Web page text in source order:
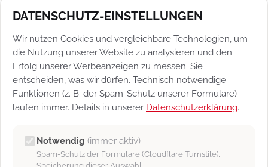
RECHTLICHES
Impressum
Datenschutz
Datenschutz-Einstellungen
Vertragsbedingungen
Support
DATENSCHUTZ-EINSTELLUNGEN
Wir nutzen Cookies und vergleichbare Technologien, um
die Nutzung unserer Website zu analysieren und den
Erfolg unserer Werbeanzeigen zu messen. Sie
entscheiden, was wir dürfen. Technisch notwendige
Funktionen (z. B. der Spam-Schutz unserer Formulare)
laufen immer. Details in unserer Datenschutzerklärung.
Notwendig (immer aktiv)
Spam-Schutz der Formulare (Cloudflare Turnstile),